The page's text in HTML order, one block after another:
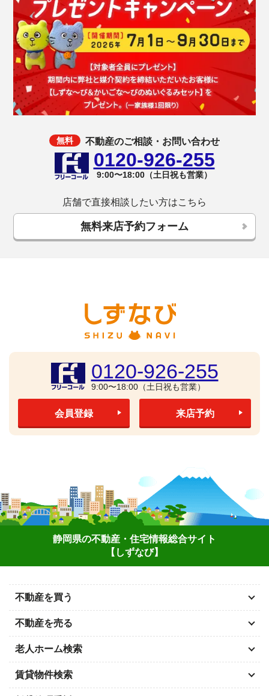
不動産のご相談・お問い合わせ
0120-926-255
9:00〜18:00（土日祝も営業）
店舗で直接相談したい方はこちら
無料来店予約フォーム
0120-926-255
9:00〜18:00（土日祝も営業）
会員登録 来店予約
静岡県の不動産・住宅情報総合サイト
【しずなび】
不動産を買う
不動産を売る
老人ホーム検索
賃貸物件検索